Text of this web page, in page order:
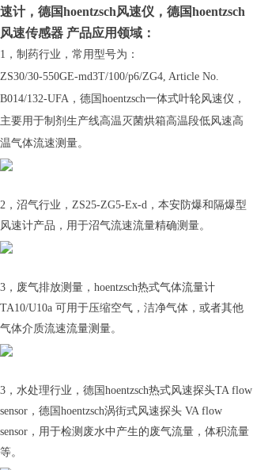
速计，德国hoentzsch风速仪，德国hoentzsch
风速传感器 产品应用领域：
1，制药行业，常用型号为：
ZS30/30-550GE-md3T/100/p6/ZG4, Article No.
B014/132-UFA，德国hoentzsch一体式叶轮风速仪，
主要用于制剂生产线高温灭菌烘箱高温段低风速高
温气体流速测量。
2，沼气行业，ZS25-ZG5-Ex-d，本安防爆和隔爆型
风速计产品，用于沼气流速流量精确测量。
3，废气排放测量，hoentzsch热式气体流量计
TA10/U10a 可用于压缩空气，洁净气体，或者其他
气体介质流速流量测量。
3，水处理行业，德国hoentzsch热式风速探头TA flow
sensor，德国hoentzsch涡街式风速探头 VA flow
sensor，用于检测废水中产生的废气流量，体积流量
等。